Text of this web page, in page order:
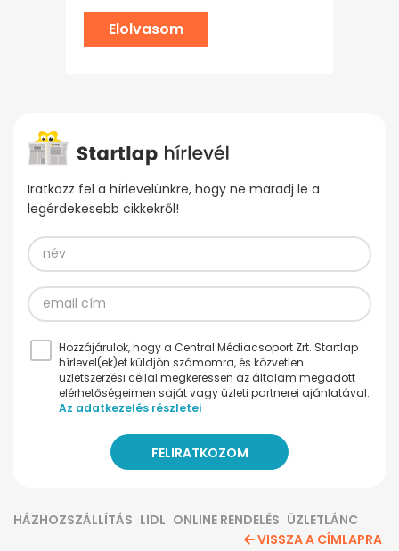
Elolvasom
Iratkozz fel a hírlevelünkre, hogy ne maradj le a
legérdekesebb cikkekről!
Hozzájárulok, hogy a Central Médiacsoport Zrt. Startlap
hírlevel(ek)et küldjön számomra, és közvetlen
üzletszerzési céllal megkeressen az általam megadott
elérhetőségeimen saját vagy üzleti partnerei ajánlatával.
Az adatkezelés részletei
HÁZHOZSZÁLLÍTÁS LIDL ONLINE RENDELÉS ÜZLETLÁNC
VISSZA A CÍMLAPRA